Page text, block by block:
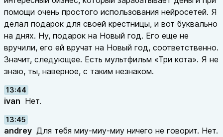
помощи очень простого использования нейросетей. Я
делал подарок для своей крестницы, и вот буквально
на днях. Ну, подарок на Новый год. Его еще не
вручили, его ей вручат на Новый год, соответственно.
Значит, следующее. Есть мультфильм «Три кота». Я не
знаю, ты, наверное, с таким незнаком.
13:44
ivan Нет.
13:45
andrey Для тебя миу-миу-миу ничего не говорит. Нет.